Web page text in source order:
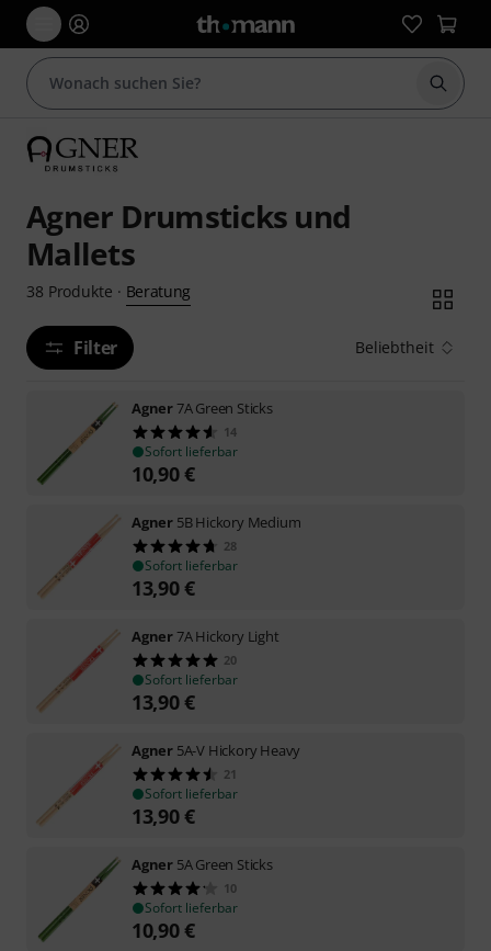
Suche
Agner Drumsticks und
Mallets
38 Produkte · Beratung
Filter Beliebtheit
Agner7A Green Sticks
14
Sofort lieferbar
10,90€
Agner 5B Hickory Medium
28
Sofort lieferbar
13,90€
Agner7A Hickory Light
20
Sofort lieferbar
13,90€
Agner 5A-V Hickory Heavy
21
Sofort lieferbar
13,90€
Agner 5A Green Sticks
10
Sofort lieferbar
10,90€